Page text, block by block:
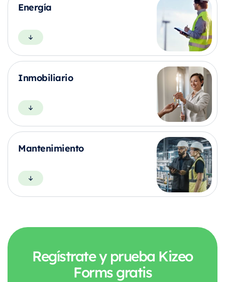
Energía
Inmobiliario
Mantenimiento
Regístrate y prueba Kizeo
Forms gratis